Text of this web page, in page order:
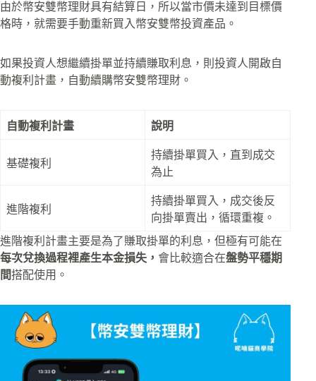
由於幣安雙幣理財具有結算日，所以當市價未達到目標價
格時，就需要手動重新買入幣安雙幣投資產品。
如果投資人想繼續掛單並持續賺取利息，則投資人開啟自
動複利計畫，自動續購幣安雙幣理財。
自動複利計畫 說明
基礎複利
持續掛單買入，直到成交
為止
進階複利
持續掛單買入，成交後反
向掛單賣出，循環重複。
進階複利計畫主要是為了賺取掛單的利息，但極有可能在
每次兌換過程裡產生本金損失， 會比較適合在盤勢平穩期
間搭配使用。